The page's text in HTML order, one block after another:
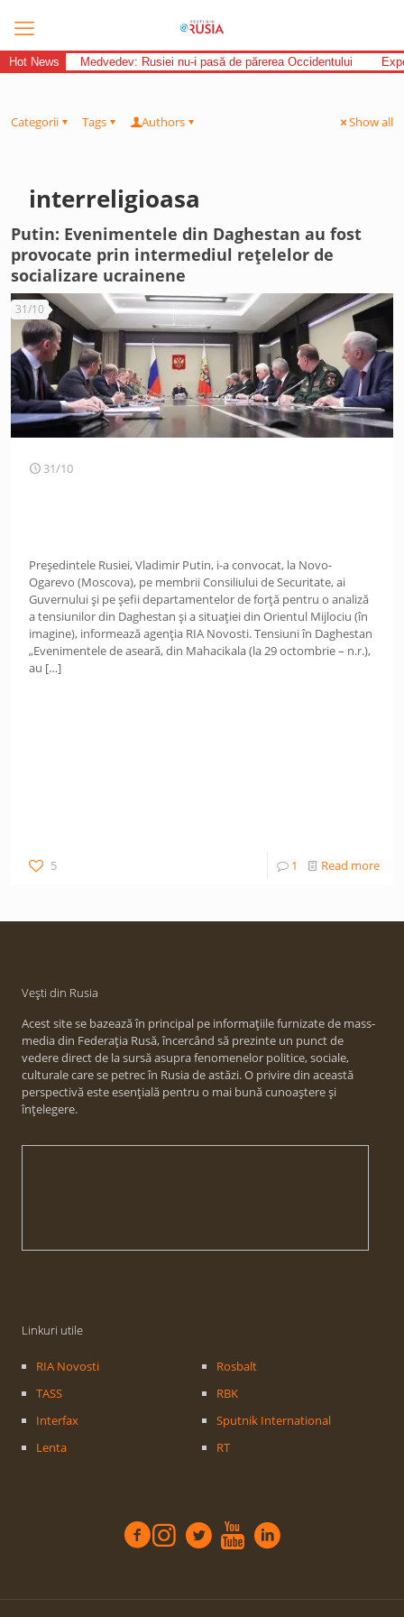
Hot News Medvedev: Rusiei nu-i pasă de părerea Occidentului
Categorii Tags Authors Show all
interreligioasa
Putin: Evenimentele din Daghestan au fost
provocate prin intermediul rețelelor de
socializare ucrainene
31/10
31/10
Președintele Rusiei, Vladimir Putin, i-a convocat, la Novo-
Ogarevo (Moscova), pe membrii Consiliului de Securitate, ai
Guvernului și pe șefii departamentelor de forță pentru o analiză
a tensiunilor din Daghestan și a situației din Orientul Mijlociu (în
imagine), informează agenția RIA Novosti. Tensiuni în Daghestan
„Evenimentele de aseară, din Mahacikala (la 29 octombrie – n.r.),
au […]
5 1 Read more
Vești din Rusia
Acest site se bazează în principal pe informațiile furnizate de mass-
media din Federația Rusă, încercând să prezinte un punct de
vedere direct de la sursă asupra fenomenelor politice, sociale,
culturale care se petrec în Rusia de astăzi. O privire din această
perspectivă este esențială pentru o mai bună cunoaștere și
înțelegere.
Linkuri utile
RIA Novosti
TASS
Interfax
Lenta
Rosbalt
RBK
Sputnik International
RT